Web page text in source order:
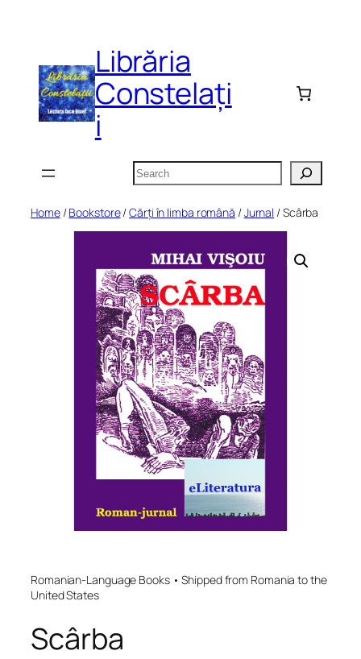
Librăria
Constelați
i
Search
Home/Bookstore/Cărți în limba română /Jurnal / Scârba
Romanian-Language Books • Shipped from Romania to the
United States
Scârba